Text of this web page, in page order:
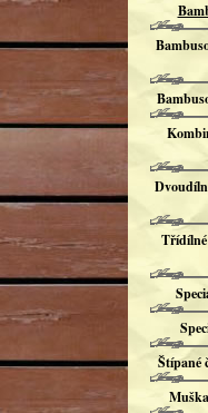
Třídílné
Štípané